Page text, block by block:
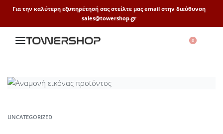
Για την καλύτερη εξυπηρέτησή σας στείλτε μας email στην διεύθυνση
sales@towershop.gr
0
UNCATEGORIZED